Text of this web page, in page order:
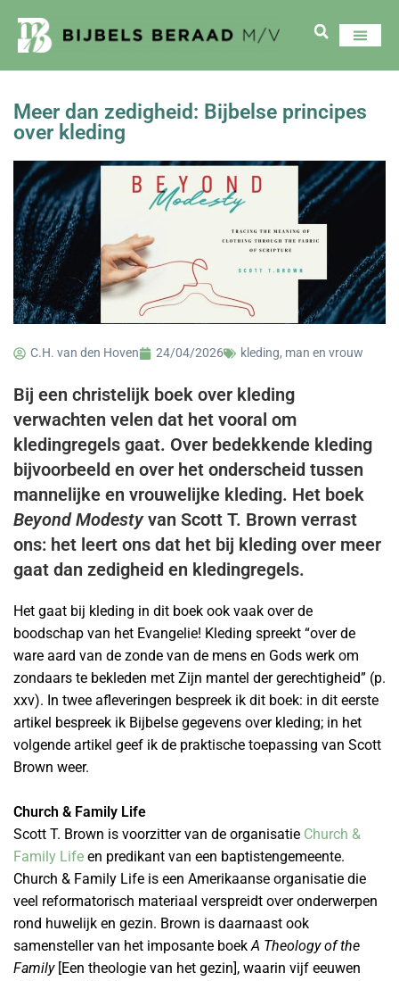
Meer dan zedigheid: Bijbelse principes
over kleding
C.H. van den Hoven 24/04/2026 kleding, man en vrouw
Bij een christelijk boek over kleding
verwachten velen dat het vooral om
kledingregels gaat. Over bedekkende kleding
bijvoorbeeld en over het onderscheid tussen
mannelijke en vrouwelijke kleding. Het boek
Beyond Modestyvan Scott T. Brown verrast
ons: het leert ons dat het bij kleding over meer
gaat dan zedigheid en kledingregels.
Het gaat bij kleding in dit boek ook vaak over de
boodschap van het Evangelie! Kleding spreekt “over de
ware aard van de zonde van de mens en Gods werk om
zondaars te bekleden met Zijn mantel der gerechtigheid” (p.
xxv). In twee afleveringen bespreek ik dit boek: in dit eerste
artikel bespreek ik Bijbelse gegevens over kleding; in het
volgende artikel geef ik de praktische toepassing van Scott
Brown weer.
Church & Family Life
Scott T. Brown is voorzitter van de organisatie Church &
Family Life en predikant van een baptistengemeente.
Church & Family Life is een Amerikaanse organisatie die
veel reformatorisch materiaal verspreidt over onderwerpen
rond huwelijk en gezin. Brown is daarnaast ook
samensteller van het imposante boekA Theology of the
Family[Een theologie van het gezin], waarin vijf eeuwen